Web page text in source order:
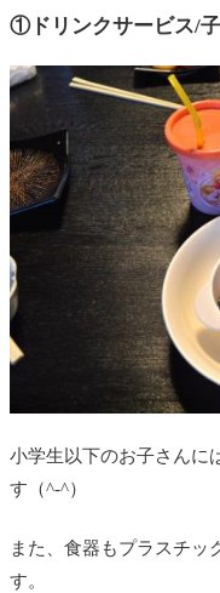
①ドリンクサービス/
小学生以下のお子さんに
す（^-^）
また、食器もプラスチッ
す。